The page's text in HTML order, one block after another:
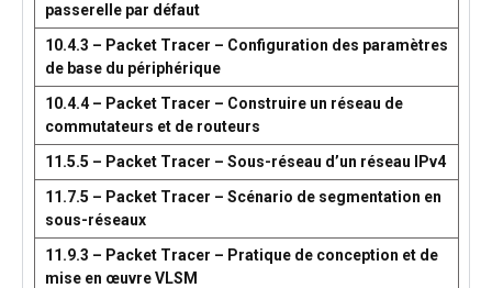
passerelle par défaut
10.4.3 – Packet Tracer – Configuration des paramètres
de base du périphérique
10.4.4 – Packet Tracer – Construire un réseau de
commutateurs et de routeurs
11.5.5 – Packet Tracer – Sous-réseau d’un réseau IPv4
11.7.5 – Packet Tracer – Scénario de segmentation en
sous-réseaux
11.9.3 – Packet Tracer – Pratique de conception et de
mise en œuvre VLSM